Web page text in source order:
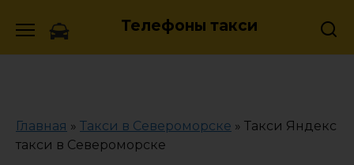
Телефоны такси
Главная » Такси в Североморске » Такси Яндекс
такси в Североморске